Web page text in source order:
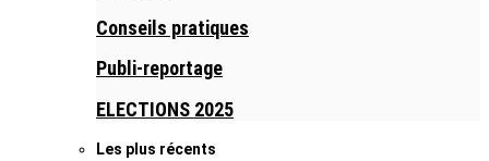
Conseils pratiques
Publi-reportage
ELECTIONS 2025
Les plus récents